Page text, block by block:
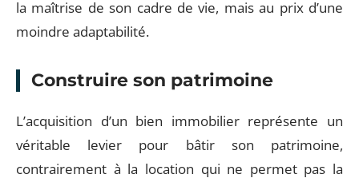
la maîtrise de son cadre de vie, mais au prix d’une
moindre adaptabilité.
Construire son patrimoine
L’acquisition d’un bien immobilier représente un
véritable levier pour bâtir son patrimoine,
contrairement à la location qui ne permet pas la